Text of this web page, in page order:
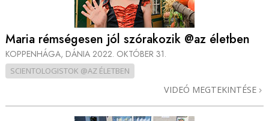
Maria rémségesen jól szórakozik @az életben
KOPPENHÁGA, DÁNIA 2022. OKTÓBER 31.
SCIENTOLOGISTOK @AZ ÉLETBEN
VIDEÓ MEGTEKINTÉSE